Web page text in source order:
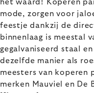
het waard! Koperen
mode, zorgen voor
feestje dankzij de
binnenlaag is meestal
gegalvaniseerd staal
dezelfde manier als
meesters van koperen
merken Mauviel en De